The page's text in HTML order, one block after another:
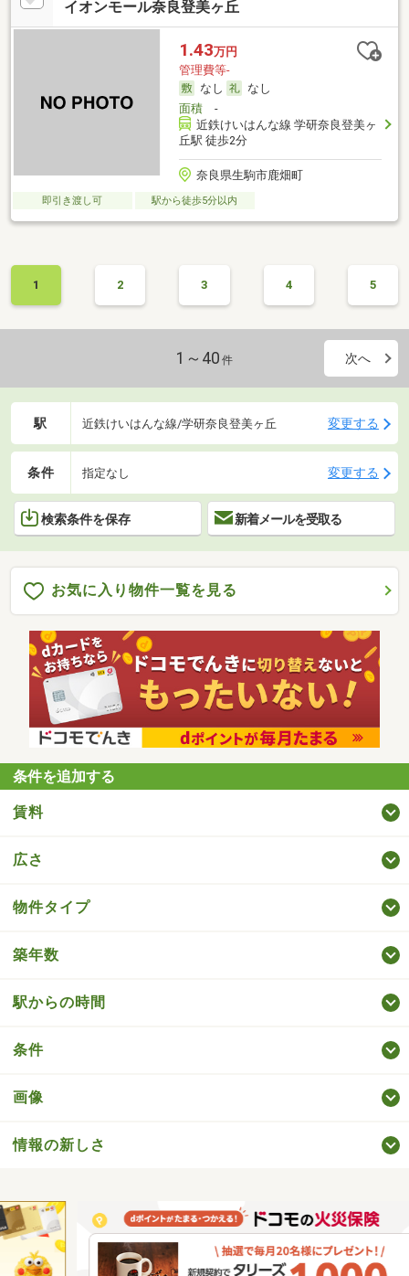
イオンモール奈良登美ヶ丘
1.43万円
管理費等-
なし
なし
面積-
近鉄けいはんな線 学研奈良登美ヶ
丘駅 徒歩2分
奈良県生駒市鹿畑町
即引き渡し可 駅から徒歩5分以内
1 2 3 4 5
1～40 件 次へ
駅 近鉄けいはんな線/学研奈良登美ヶ丘 変更する
条件 指定なし 変更する
検索条件を保存 新着メールを受取る
お気に入り物件一覧を見る
条件を追加する
賃料
広さ
物件タイプ
築年数
駅からの時間
条件
画像
情報の新しさ